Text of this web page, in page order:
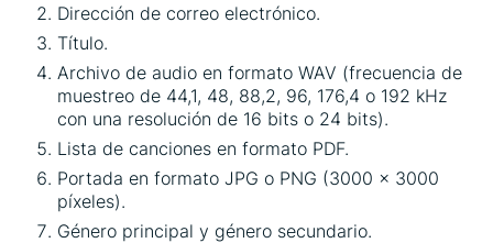
Dirección de correo electrónico.
Título.
Archivo de audio en formato WAV (frecuencia de
muestreo de 44,1, 48, 88,2, 96, 176,4 o 192 kHz
con una resolución de 16 bits o 24 bits).
Lista de canciones en formato PDF.
Portada en formato JPG o PNG (3000 x 3000
píxeles).
Género principal y género secundario.